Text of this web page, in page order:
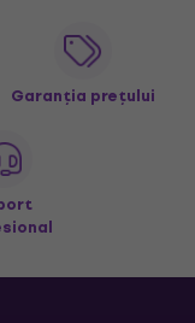
Garanția prețului